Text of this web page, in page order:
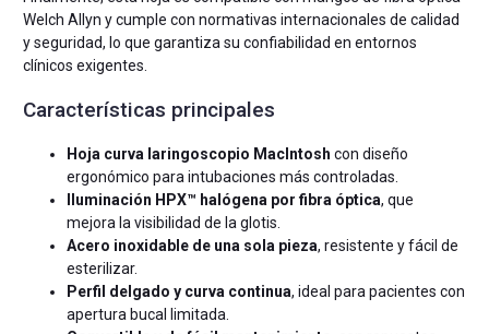
Welch Allyn y cumple con normativas internacionales de calidad
y seguridad, lo que garantiza su confiabilidad en entornos
clínicos exigentes.
Características principales
Hoja curva laringoscopio MacIntosh con diseño
ergonómico para intubaciones más controladas.
Iluminación HPX™ halógena por fibra óptica, que
mejora la visibilidad de la glotis.
Acero inoxidable de una sola pieza, resistente y fácil de
esterilizar.
Perfil delgado y curva continua, ideal para pacientes con
apertura bucal limitada.